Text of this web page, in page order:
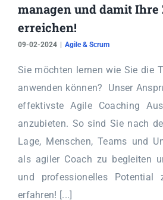
managen und damit Ihre
erreichen!
09-02-2024 | Agile & Scrum
Sie möchten lernen wie Sie die
anwenden können? Unser
effektivste Agile Coaching
anzubieten. So sind Sie nach
Lage, Menschen, Teams und
als agiler Coach zu begleiten
und professionelles Potential
erfahren! [...]